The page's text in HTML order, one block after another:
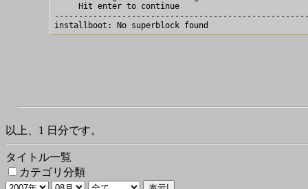
     Hit enter to continue
以上、1 日分です。
タイトル一覧
カテゴリ分類